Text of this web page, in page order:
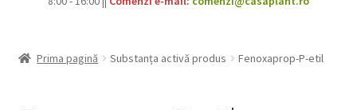
Pesticide
Prima pagină Substanța activă produs Fenoxaprop-P-etil